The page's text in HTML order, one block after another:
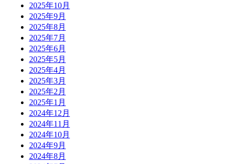
2025年10月
2025年9月
2025年8月
2025年7月
2025年6月
2025年5月
2025年4月
2025年3月
2025年2月
2025年1月
2024年12月
2024年11月
2024年10月
2024年9月
2024年8月